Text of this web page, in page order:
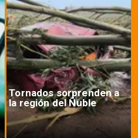
Tornados sorprenden a
la región del Ñuble